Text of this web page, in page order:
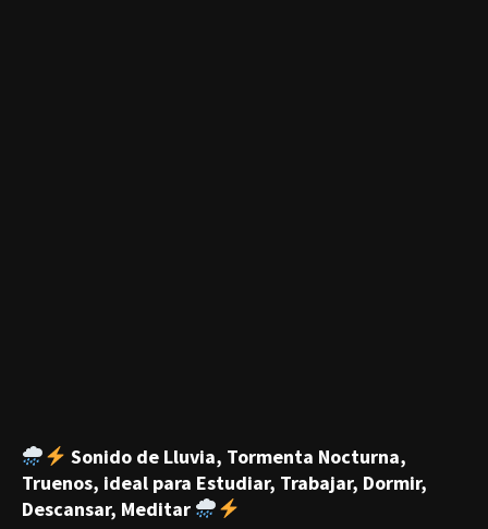
Sonido de Lluvia, Tormenta Nocturna,
Truenos, ideal para Estudiar, Trabajar, Dormir,
Descansar, Meditar